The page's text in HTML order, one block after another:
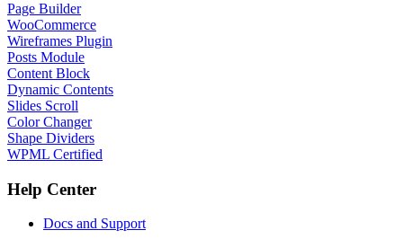
Page Builder
WooCommerce
Wireframes Plugin
Posts Module
Content Block
Dynamic Contents
Slides Scroll
Color Changer
Shape Dividers
WPML Certified
Help Center
Docs and Support